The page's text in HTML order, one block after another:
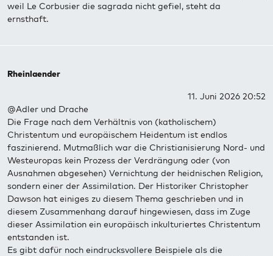
weil Le Corbusier die sagrada nicht gefiel, steht da
ernsthaft.
Rheinlaender
11. Juni 2026 20:52
@Adler und Drache
Die Frage nach dem Verhältnis von (katholischem)
Christentum und europäischem Heidentum ist endlos
faszinierend. Mutmaßlich war die Christianisierung Nord- und
Westeuropas kein Prozess der Verdrängung oder (von
Ausnahmen abgesehen) Vernichtung der heidnischen Religion,
sondern einer der Assimilation. Der Historiker Christopher
Dawson hat einiges zu diesem Thema geschrieben und in
diesem Zusammenhang darauf hingewiesen, dass im Zuge
dieser Assimilation ein europäisch inkulturiertes Christentum
entstanden ist.
Es gibt dafür noch eindrucksvollere Beispiele als die